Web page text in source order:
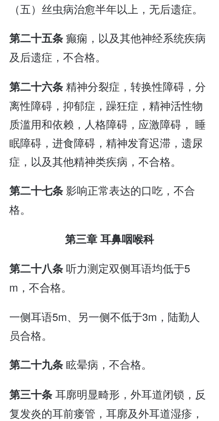
（五）丝虫病治愈半年以上，无后遗症。
第二十五条癫痫，以及其他神经系统疾病
及后遗症，不合格。
第二十六条精神分裂症，转换性障碍，分
离性障碍，抑郁症，躁狂症，精神活性物
质滥用和依赖，人格障碍，应激障碍， 睡
眠障碍，进食障碍，精神发育迟滞，遗尿
症，以及其他精神类疾病，不合格。
第二十七条影响正常表达的口吃，不合
格。
第三章 耳鼻咽喉科
第二十八条 听力测定双侧耳语均低于5
m，不合格。
一侧耳语5m、另一侧不低于3m，陆勤人
员合格。
第二十九条 眩晕病，不合格。
第三十条耳廓明显畸形，外耳道闭锁，反
复发炎的耳前瘘管，耳廓及外耳道湿疹，